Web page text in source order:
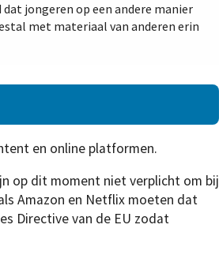
jongeren op een andere manier
met materiaal van anderen erin
en online platformen.
op dit moment niet verplicht om bij
Amazon en Netflix moeten dat
Directive van de EU zodat